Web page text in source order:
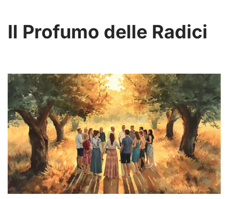
Il Profumo delle Radici